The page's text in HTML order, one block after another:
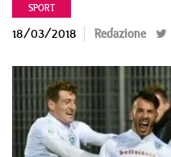
SPORT
18/03/2018 Redazione